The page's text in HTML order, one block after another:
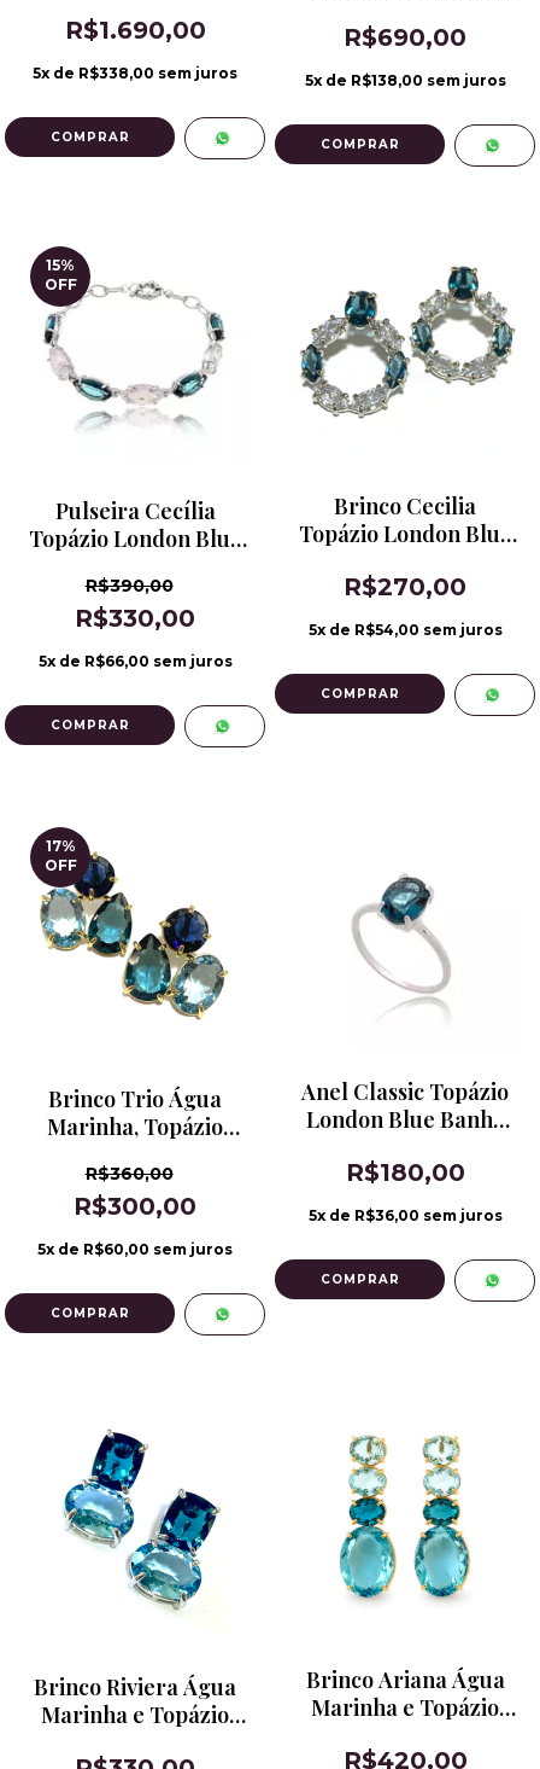
R$1.690,00
5x de R$338,00 sem juros
de Ródio
R$690,00
5x de R$138,00 sem juros
15%
OFF
Pulseira Cecília
Topázio London Blue
R$390,00
R$330,00
5x de R$66,00 sem juros
Brinco Cecilia
Topázio London Blue
R$270,00
5x de R$54,00 sem juros
17%
OFF
Brinco Trio Água
Marinha, Topázio
Azul
R$360,00
R$300,00
5x de R$60,00 sem juros
Anel Classic Topázio
London Blue Banho
R$180,00
5x de R$36,00 sem juros
COMPRAR
Brinco Riviera Água
Marinha e Topázio
Brinco Ariana Água
Marinha e Topázio
R$420,00